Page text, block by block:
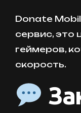
Donate
сервис, это
геймеров,
скорость.